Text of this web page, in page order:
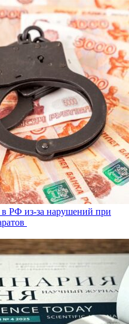
в РФ из-за нарушений при